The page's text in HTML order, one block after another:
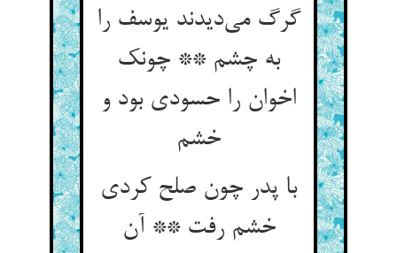
گرگ می‌دیدند یوسف را
به چشم ** چونک
اخوان را حسودی بود و
خشم
با پدر چون صلح کردی
خشم رفت ** آن